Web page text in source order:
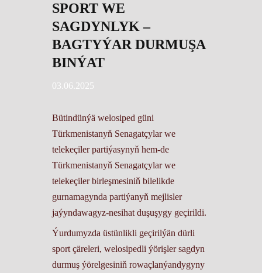
SPORT WE
SAGDYNLYK –
BAGTYÝAR DURMUŞA
BINÝAT
03.06.2025
Bütindünýä welosiped güni
Türkmenistanyň Senagatçylar we
telekeçiler partiýasynyň hem-de
Türkmenistanyň Senagatçylar we
telekeçiler birleşmesiniň bilelikde
gurnamagynda partiýanyň mejlisler
jaýyndawagyz-nesihat duşuşygy geçirildi.
Ýur­du­myz­da üs­tün­lik­li ge­çi­ril­ýän dür­li
sport çä­re­le­ri, we­lo­si­ped­li ýö­riş­ler sag­dyn
dur­muş ýö­rel­ge­si­niň ro­waç­lan­ýan­dy­gy­ny